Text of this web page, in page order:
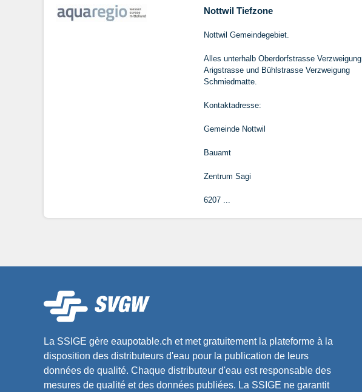
Nottwil Tiefzone
Nottwil Gemeindegebiet.
Alles unterhalb Oberdorfstrasse Verzweigung
Arigstrasse und Bühlstrasse Verzweigung
Schmiedmatte.
Kontaktadresse:
Gemeinde Nottwil
Bauamt
Zentrum Sagi
6207 ...
La SSIGE gère eaupotable.ch et met gratuitement la plateforme à la
disposition des distributeurs d'eau pour la publication de leurs
données de qualité. Chaque distributeur d'eau est responsable des
mesures de qualité et des données publiées. La SSIGE ne garantit